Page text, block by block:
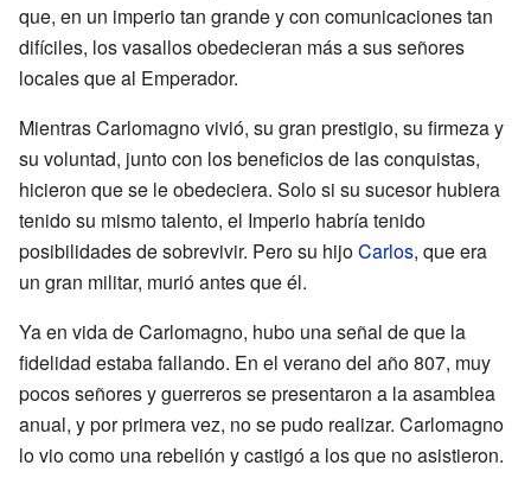
que, en un imperio tan grande y con comunicaciones tan
difíciles, los vasallos obedecieran más a sus señores
locales que al Emperador.
Mientras Carlomagno vivió, su gran prestigio, su firmeza y
su voluntad, junto con los beneficios de las conquistas,
hicieron que se le obedeciera. Solo si su sucesor hubiera
tenido su mismo talento, el Imperio habría tenido
posibilidades de sobrevivir. Pero su hijoCarlos, que era
un gran militar, murió antes que él.
Ya en vida de Carlomagno, hubo una señal de que la
fidelidad estaba fallando. En el verano del año 807, muy
pocos señores y guerreros se presentaron a la asamblea
anual, y por primera vez, no se pudo realizar. Carlomagno
lo vio como una rebelión y castigó a los que no asistieron.